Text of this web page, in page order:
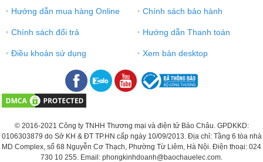
● Hướng dẫn mua hàng Online ● Chính sách bảo hành
● Chính sách đổi trả ● Hướng dẫn Thanh toán
● Điều khoản sử dụng ● Xem bản desktop
© 2016-2021 Công ty TNHH Thương mại và điện tử Bảo Châu. GPDKKD:
0106303879 do Sở KH & ĐT TP.HN cấp ngày 10/09/2013. Địa chỉ: Tầng 6 tòa nhà
MD Complex, số 68 Nguyễn Cơ Thạch, Phường Từ Liêm, Hà Nội. Điện thoại: 024
730 10 255. Email: phongkinhdoanh@baochauelec.com.